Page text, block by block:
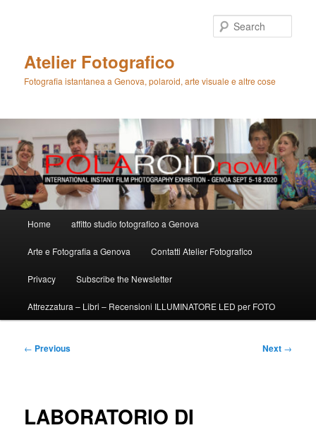
Atelier Fotografico
Fotografia istantanea a Genova, polaroid, arte visuale e altre cose
Home affitto studio fotografico a Genova
Arte e Fotografia a Genova Contatti Atelier Fotografico
Privacy Subscribe the Newsletter
Attrezzatura – Libri – Recensioni ILLUMINATORE LED per FOTO
Post
← Previous Next →
LABORATORIO DI